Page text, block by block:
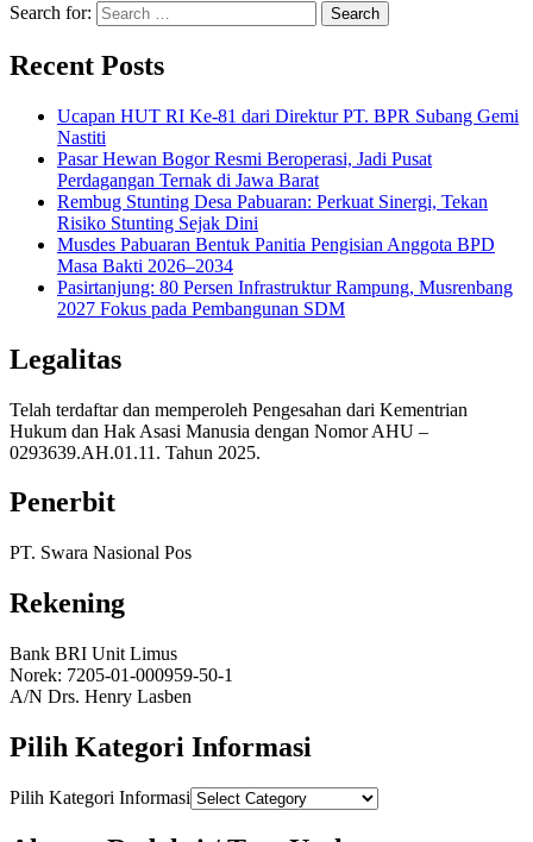
Search for:
Recent Posts
Ucapan HUT RI Ke-81 dari Direktur PT. BPR Subang Gemi
Nastiti
Pasar Hewan Bogor Resmi Beroperasi, Jadi Pusat
Perdagangan Ternak di Jawa Barat
Rembug Stunting Desa Pabuaran: Perkuat Sinergi, Tekan
Risiko Stunting Sejak Dini
Musdes Pabuaran Bentuk Panitia Pengisian Anggota BPD
Masa Bakti 2026–2034
Pasirtanjung: 80 Persen Infrastruktur Rampung, Musrenbang
2027 Fokus pada Pembangunan SDM
Legalitas
Telah terdaftar dan memperoleh Pengesahan dari Kementrian
Hukum dan Hak Asasi Manusia dengan Nomor AHU –
0293639.AH.01.11. Tahun 2025.
Penerbit
PT. Swara Nasional Pos
Rekening
Bank BRI Unit Limus
Norek: 7205-01-000959-50-1
A/N Drs. Henry Lasben
Pilih Kategori Informasi
Pilih Kategori Informasi